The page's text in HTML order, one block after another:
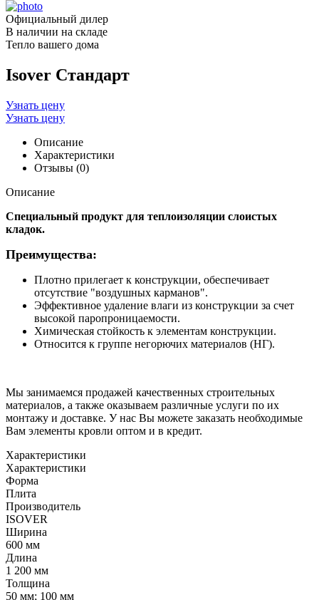
Официальный дилер
В наличии на складе
Тепло вашего дома
Isover Стандарт
Узнать цену
Узнать цену
Описание
Характеристики
Отзывы (0)
Описание
Специальный продукт для теплоизоляции слоистых
кладок.
Преимущества:
Плотно прилегает к конструкции, обеспечивает
отсутствие "воздушных карманов".
Эффективное удаление влаги из конструкции за счет
высокой паропроницаемости.
Химическая стойкость к элементам конструкции.
Относится к группе негорючих материалов (НГ).
Мы занимаемся продажей качественных строительных
материалов, а также оказываем различные услуги по их
монтажу и доставке. У нас Вы можете заказать необходимые
Вам элементы кровли оптом и в кредит.
Характеристики
Характеристики
Форма
Плита
Производитель
ISOVER
Ширина
600 мм
Длина
1 200 мм
Толщина
50 мм; 100 мм